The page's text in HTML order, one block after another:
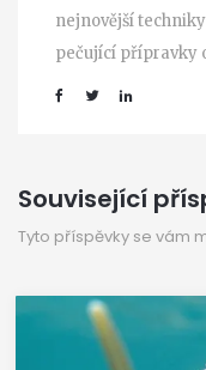
nejnovější
pečující přípravky
Související
Tyto příspěvky se vám